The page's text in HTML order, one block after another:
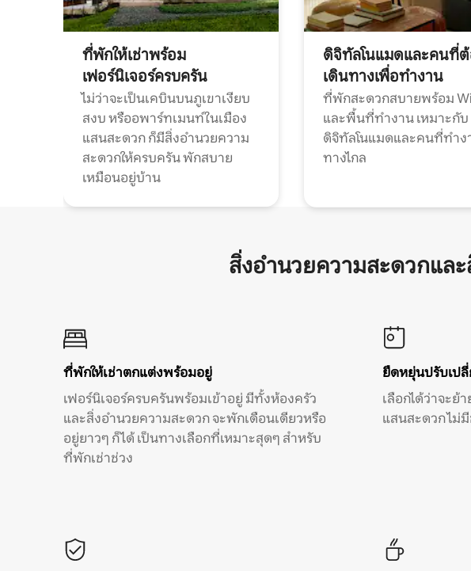
ที่พักให้เช่าพร้อม
เฟอร์นิเจอร์ครบครัน
ไม่ว่าจะเป็นเคบินบนภูเขาเงียบ
สงบ หรืออพาร์ทเมนท์ในเมือง
แสนสะดวก ก็มีสิ่งอำนวยความ
สะดวกให้ครบครัน พักสบาย
เหมือนอยู่บ้าน
ดิจิทัลโนแมดและคนที่
เดินทางเพื่อทำงาน
ที่พักสะดวกสบายพร้อม
และพื้นที่ทำงาน เหมาะกับ
ดิจิทัลโนแมดและคนที่ทำง
ทางไกล
สิ่งอำนวยความสะดวกแล
ที่พักให้เช่าตกแต่งพร้อมอยู่
เฟอร์นิเจอร์ครบครันพร้อมเข้าอยู่ มีทั้งห้องครัว
และสิ่งอำนวยความสะดวก จะพักเดือนเดียวหรือ
อยู่ยาวๆ ก็ได้ เป็นทางเลือกที่เหมาะสุดๆ สำหรับ
ที่พักเช่าช่วง
ยืดหยุ่นปรับเปลี่
เลือกได้ว่าจะย้
แสนสะดวก ไม่